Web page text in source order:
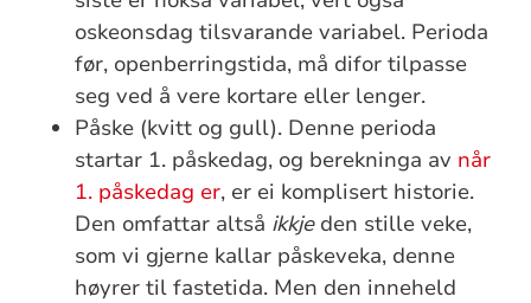
oskeonsdag tilsvarande variabel. Perioda
før, openberringstida, må difor tilpasse
seg ved å vere kortare eller lenger.
Påske (kvitt og gull). Denne perioda
startar 1. påskedag, og berekninga av når
1. påskedag er, er ei komplisert historie.
Den omfattar altså ikkjeden stille veke,
som vi gjerne kallar påskeveka, denne
høyrer til fastetida. Men den inneheld